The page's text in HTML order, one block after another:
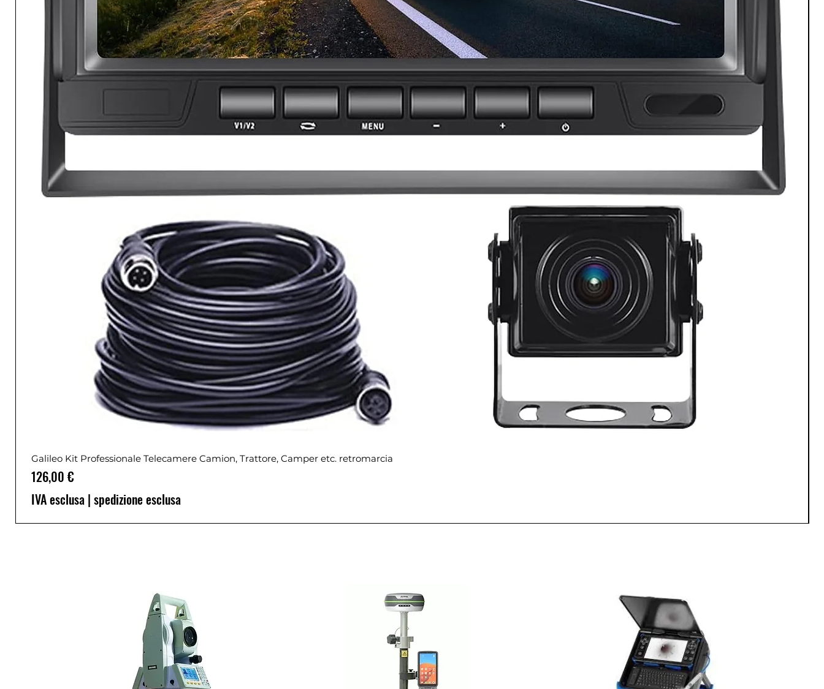
Galileo Kit Professionale Telecamere Camion, Trattore, Camper etc. retromarcia
Prezzo
126,00 €
IVA esclusa | spedizione esclusa